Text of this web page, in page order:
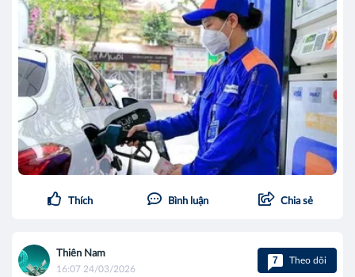
Thích Bình luận Chia sẻ
Thiên Nam
16:07 24/03/2026
7 Theo dõi